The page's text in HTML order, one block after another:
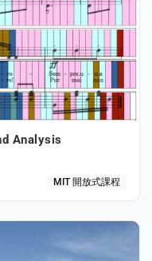
Analysis
MIT 開放式課程